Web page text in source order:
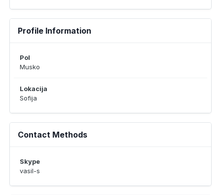
Profile Information
Pol
Musko
Lokacija
Sofija
Contact Methods
Skype
vasil-s